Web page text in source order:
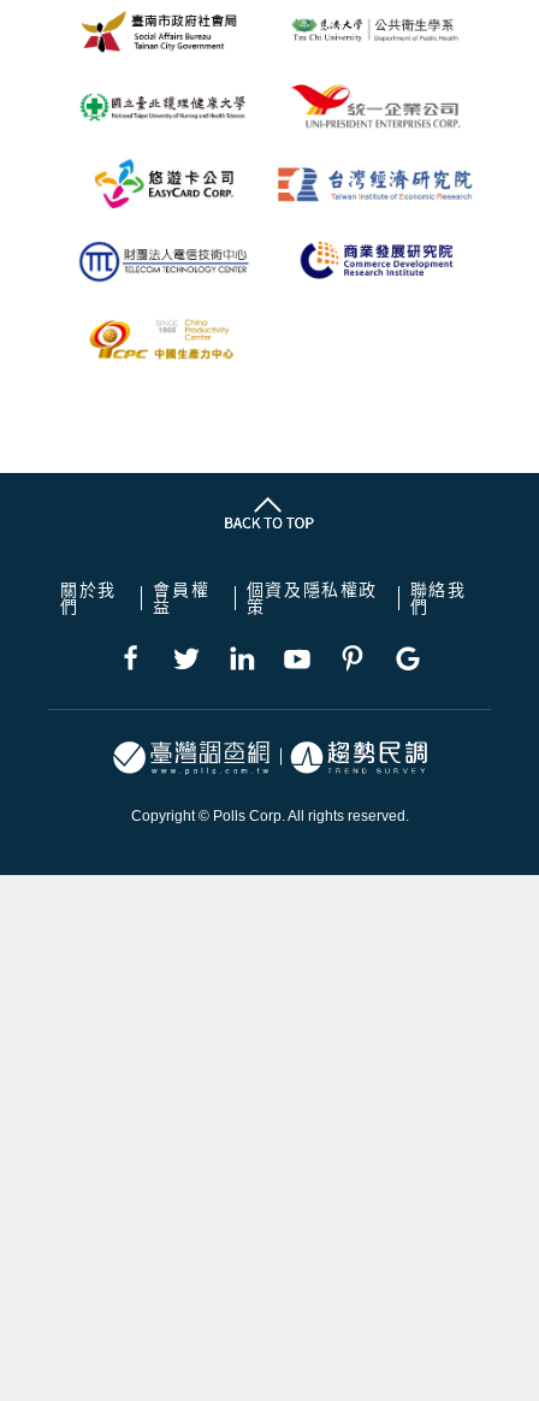
關於我
們
會員權
益
個資及隱私權政
策
聯絡我
們
Copyright © Polls Corp. All rights reserved.